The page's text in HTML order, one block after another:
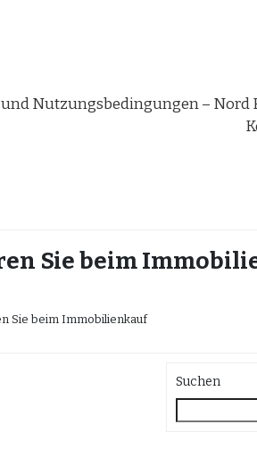
Nutzungsbedingungen – Nord
Sie beim
Sie beim Immobilienkauf
Suchen